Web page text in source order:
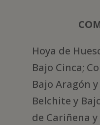
Hoya de
Bajo Cinca;
Bajo Aragón
Belchite y
de Cariñena